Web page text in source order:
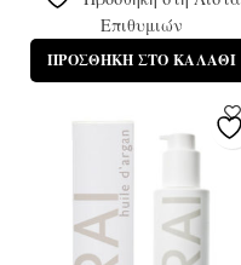
Επιθυμιών
ΠΡΟΣΘΉΚΗ ΣΤΟ ΚΑΛΆΘΙ